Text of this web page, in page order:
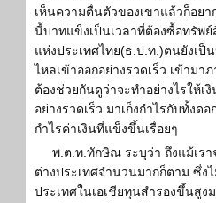
เห็นความตื่นตัวของเขาแล้วก็อย
นี้บาทแข็งเป็นเวลาที่ต้องซื้อทรัพ
แห่งประเทศไทย(ธ.ป.ท.)ตนยังเป็
ไหลเข้าออกอย่างรวดเร็ว เข้ามา
ต้องช่วยกันดูว่าจะทำอย่างไรให้เ
อย่างรวดเร็ว มาเก็งกำไรกับทั้งด
กำไรค่าเงินที่แข็งขึ้นเรื่อยๆ
พ.ต.ท.ทักษิณ ระบุว่า ถึงแม้เรา
ต่างประเทศจำนวนมากก็ตาม ซึ่งไ
ประเทศในเอเชียทุนสำรองขึ้นสู